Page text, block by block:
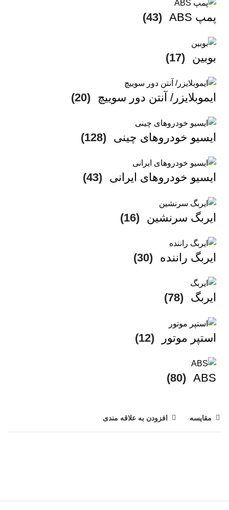
پمپ ABS (43)
بوبین (17)
ایموبلایزر/ آنتن دور سوییچ (20)
ایسیو خودروهای چینی (128)
ایسیو خودروهای ایرانی (43)
ایربگ سرنشین (16)
ایربگ راننده (30)
ایربگ (78)
استپر موتور (12)
ABS
(80)
مقایسه افزودن به علاقه مندی